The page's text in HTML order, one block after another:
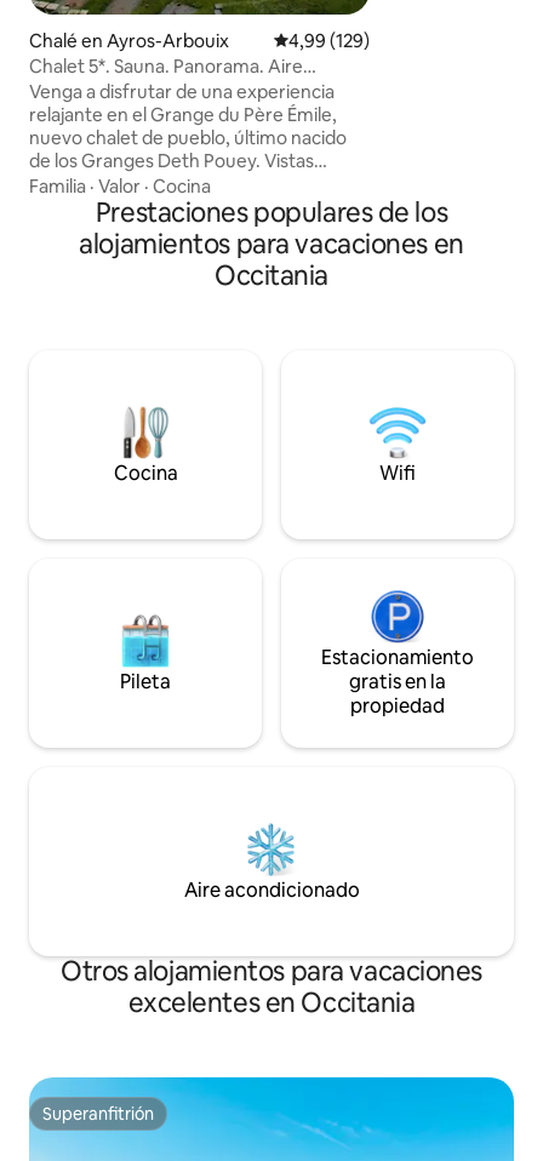
Chalé en Ayros-Arbouix Calificación promedio: 4,99 de
4,99 (129)
Chalet 5*. Sauna. Panorama. Aire
acondicionado. Terminal eléctrico
Venga a disfrutar de una experiencia
relajante en el Grange du Père Émile,
nuevo chalet de pueblo, último nacido
de los Granges Deth Pouey. Vistas
absolutamente panorámicas desde
todas las habitaciones y el jardín cerrado,
así como desde la sauna y la ducha
exterior. Dependencia segura para
bicicletas y esquís. Aire acondicionado
buena calidad.
Familia · Valor · Cocina
Prestaciones populares de los
alojamientos para vacaciones en
Occitania
Cocina Wifi
Pileta
Estacionamiento
gratis en la
propiedad
Aire acondicionado
Otros alojamientos para vacaciones
excelentes en Occitania
Superanfitrión
Superanfitrión